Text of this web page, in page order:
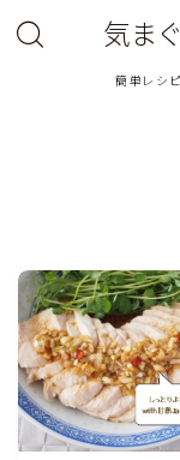
気ま
簡単レシ
鶏肉料理
豚肉料理
牛肉料理